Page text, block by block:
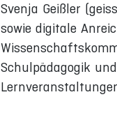
Svenja Geißler
sowie digitale
Schulpädagogik